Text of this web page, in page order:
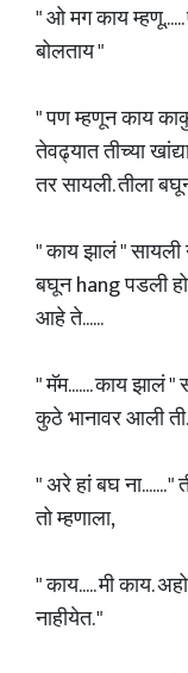
" ओ मग काय
बोलताय "
" पण म्हणून काय
तेवढ्यात तीच्या
तर सायली. तीला
" काय झालं " सायली
बघून hang पडली
आहे ते......
" मॅम....... काय झालं "
कुठे भानावर आली ती.
" अरे हां बघ ना.......
तो म्हणाला,
" काय..... मी काय.
नाहीयेत. "